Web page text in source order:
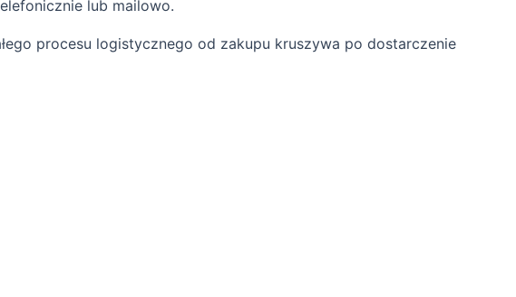
lub mailowo.
procesu logistycznego od zakupu kruszywa po dostarczenie